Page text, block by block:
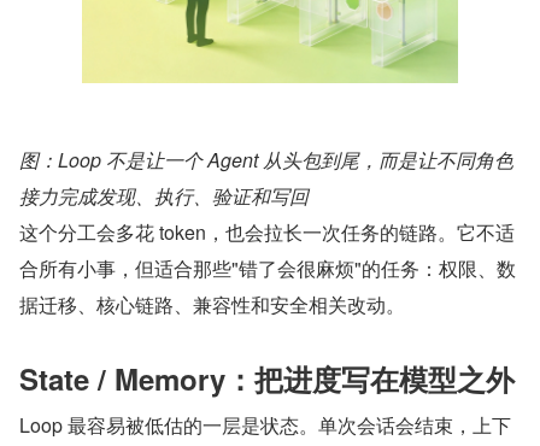
图：Loop 不是让一个 Agent 从头包到尾，而是让不同角色
接力完成发现、执行、验证和写回
这个分工会多花 token，也会拉长一次任务的链路。它不适
合所有小事，但适合那些"错了会很麻烦"的任务：权限、数
据迁移、核心链路、兼容性和安全相关改动。
State / Memory：把进度写在模型之外
Loop 最容易被低估的一层是状态。单次会话会结束，上下